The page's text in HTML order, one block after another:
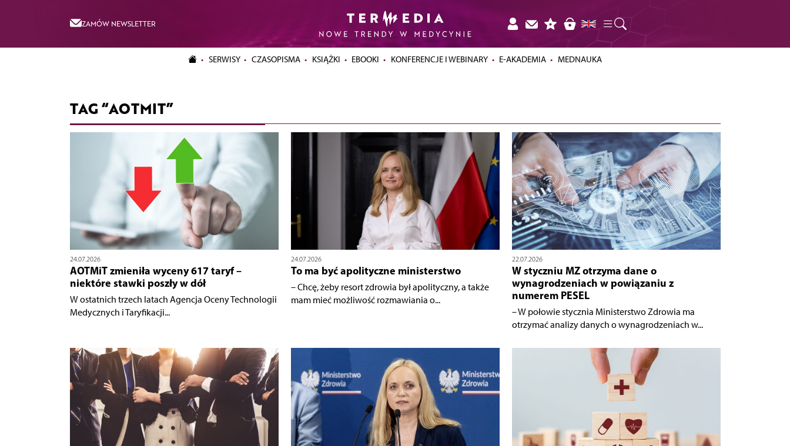
ZAMÓW NEWSLETTER
SERWISY CZASOPISMA KSIĄŻKI EBOOKI KONFERENCJE I WEBINARY E-AKADEMIA MEDNAUKA
TAG “AOTMIT”
24.07.2026
AOTMiT zmieniła wyceny 617 taryf –
niektóre stawki poszły w dół
W ostatnich trzech latach Agencja Oceny Technologii
Medycznych i Taryfikacji...
24.07.2026
To ma być apolityczne ministerstwo
– Chcę, żeby resort zdrowia był apolityczny, a także
mam mieć możliwość rozmawiania o...
22.07.2026
W styczniu MZ otrzyma dane o
wynagrodzeniach w powiązaniu z
numerem PESEL
– W połowie stycznia Ministerstwo Zdrowia ma
otrzymać analizy danych o wynagrodzeniach w...